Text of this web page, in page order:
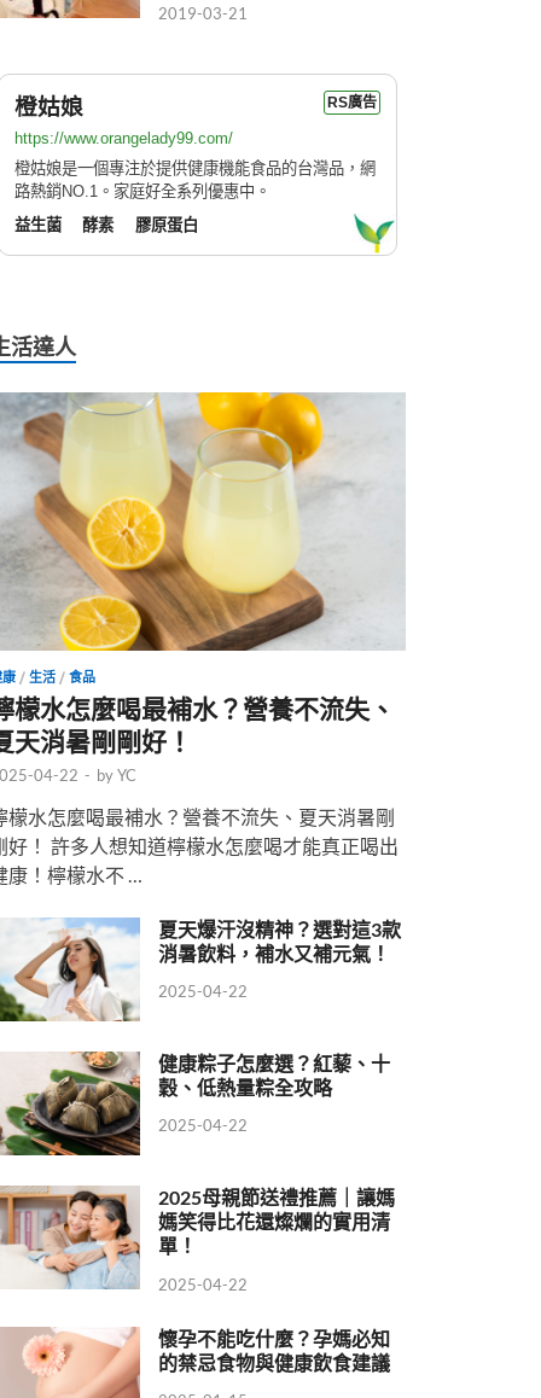
2019-03-21
橙姑娘 RS廣告
https://www.orangelady99.com/
橙姑娘是一個專注於提供健康機能食品的台灣品，網
路熱銷NO.1。家庭好全系列優惠中。
益生菌
酵素 膠原蛋白
活達人
/生活 /食品
檬水怎麼喝最補水？營養不流失、
天消暑剛剛好！
04-22 - byYC
檬水怎麼喝最補水？營養不流失、夏天消暑剛
好！ 許多人想知道檸檬水怎麼喝才能真正喝出
康！檸檬水不 …
夏天爆汗沒精神？選對這3款
消暑飲料，補水又補元氣！
2025-04-22
健康粽子怎麼選？紅藜、十
穀、低熱量粽全攻略
2025-04-22
2025母親節送禮推薦｜讓媽
媽笑得比花還燦爛的實用清
單！
2025-04-22
懷孕不能吃什麼？孕媽必知
的禁忌食物與健康飲食建議